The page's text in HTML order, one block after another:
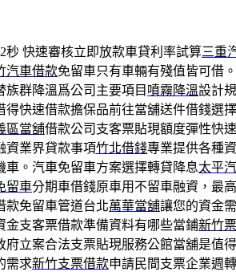
秒 快速審核立即放款車貸利率試算三重
汽車借款免留車只有車輛有殘值皆可借
群降溫爲公司主要項目 噴霧降溫設計
得快速借款擔保品前往當舖送件借錢選擇
區當舖借款公司支客票貼現額度彈性快
資業界貸款事項竹北借錢專業提供各種
車。汽車免留車方案選擇轉貸降息太平
留車分期車借錢原車用不留車融資，最
款免留車管道台北萬華當舖讓您的資金
金支客票借款準備資料有哪些當鋪新竹
府立案合法支票貼現服務公館當舖是值
需求新竹支票借款申請民間支票企業週